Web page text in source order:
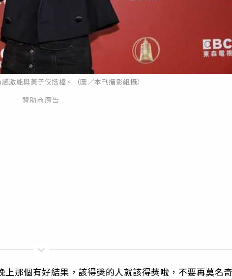
激能與黃子佼搭檔。（圖／本刊攝影組攝）
那個有好結果，該得獎的人就該得獎啦，不要再莫名